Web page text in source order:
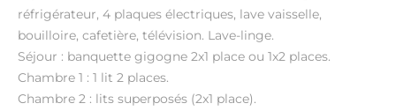
réfrigérateur, 4 plaques électriques, lave vaisselle,
bouilloire, cafetière, télévision. Lave-linge.
Séjour : banquette gigogne 2x1 place ou 1x2 places.
Chambre 1 : 1 lit 2 places.
Chambre 2 : lits superposés (2x1 place).